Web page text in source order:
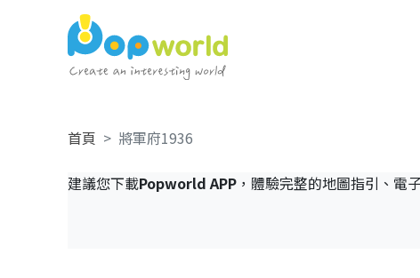
首頁 將軍府1936
建議您下載Popworld APP，體驗完整的地圖指引、電